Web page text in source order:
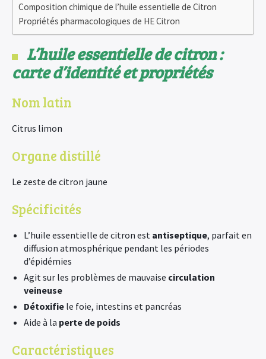
Composition chimique de l’huile essentielle de Citron
Propriétés pharmacologiques de HE Citron
L’huile essentielle de citron :
carte d’identité etpropriétés
Nom latin
Citrus limon
Organe distillé
Le zeste de citron jaune
Spécificités
L’huile essentielle de citron est antiseptique, parfait en
diffusion atmosphérique pendant les périodes
d’épidémies
Agit sur les problèmes de mauvaise circulation
veineuse
Détoxifie le foie, intestins et pancréas
Aide à la perte de poids
Caractéristiques